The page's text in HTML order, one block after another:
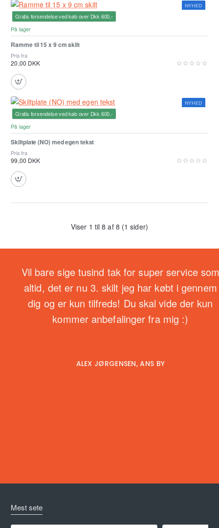
NYHED
Gratis forsendelse ved køb over Dkk 600,-
På lager
Ramme til 15 x 9 cm skilt
Pris fra
20,00 DKK
NYHED
Gratis forsendelse ved køb over Dkk 600,-
På lager
Skiltplate (NO) med egen tekst
Pris fra
99,00 DKK
Viser 1 til 8 af 8 (1 sider)
Vil bare sige tusind tak for super service
altid, det er nu 3. skilt jeg har købt i gennem
dig og er kun tilfreds! Du skal vide der kun
kommer anbefalinger fra mig :)
ALEX JØRGENSEN, ANS BY
Mest sete